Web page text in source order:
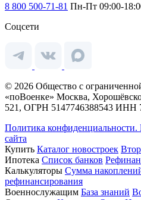
8 800 500-71-81 Пн-Пт 09:00-
Соцсети
© 2026 Общество с
«поВоенке» Москва,
521, ОГРН 5147746388543 ИНН
Политика конфиденциальности.
сайта
Купить Каталог новостроек
Ипотека Список банков
Калькуляторы Сумма
рефинансирования
Военнослужащим База знаний